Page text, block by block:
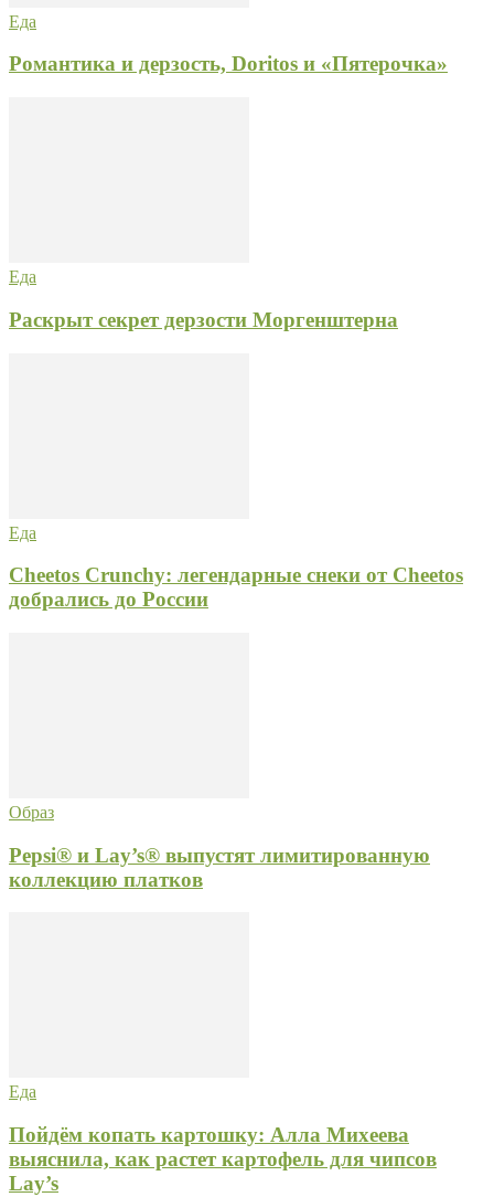
Еда
Романтика и дерзость, Doritos и «Пятерочка»
Еда
Раскрыт секрет дерзости Моргенштерна
Еда
Cheetos Crunchy: легендарные снеки от Cheetos
добрались до России
Образ
Pepsi® и Lay’s® выпустят лимитированную
коллекцию платков
Еда
Пойдём копать картошку: Алла Михеева
выяснила, как растет картофель для чипсов
Lay’s